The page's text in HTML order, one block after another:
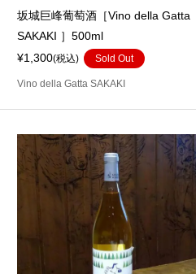
坂城巨峰葡萄酒［Vino della Gatta
SAKAKI ］500ml
¥1,300(税込) Sold Out
Vino della Gatta SAKAKI